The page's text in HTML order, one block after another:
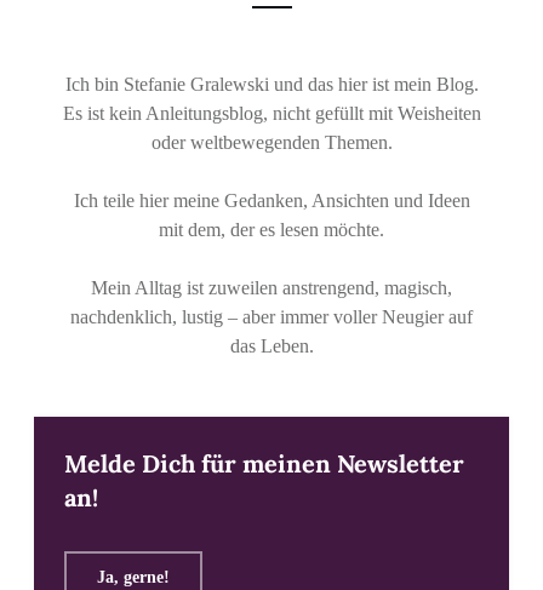
Ich bin Stefanie Gralewski und das hier ist mein Blog.
Es ist kein Anleitungsblog, nicht gefüllt mit Weisheiten
oder weltbewegenden Themen.
Ich teile hier meine Gedanken, Ansichten und Ideen
mit dem, der es lesen möchte.
Mein Alltag ist zuweilen anstrengend, magisch,
nachdenklich, lustig – aber immer voller Neugier auf
das Leben.
Melde Dich für meinen Newsletter
an!
Ja, gerne!